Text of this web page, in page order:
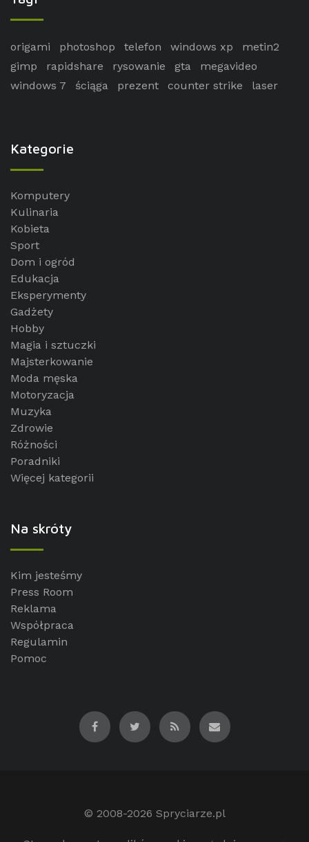
origami photoshop telefon windows xp
metin2
gimp
rapidshare rysowanie gta
megavideo
windows 7
ściąga prezent counter strike laser
Kategorie
Komputery
Kulinaria
Kobieta
Sport
Dom i ogród
Edukacja
Eksperymenty
Gadżety
Hobby
Magia i sztuczki
Majsterkowanie
Moda męska
Motoryzacja
Muzyka
Zdrowie
Różności
Poradniki
Więcej kategorii
Na skróty
Kim jesteśmy
Press Room
Reklama
Współpraca
Regulamin
Pomoc
© 2008-2026 Spryciarze.pl